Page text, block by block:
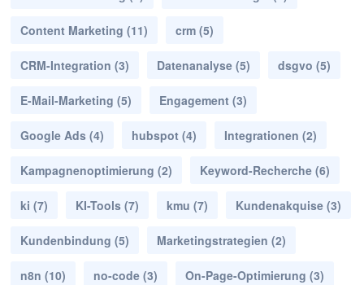
Content Marketing (11) crm (5)
CRM-Integration (3) Datenanalyse (5) dsgvo (5)
E-Mail-Marketing (5) Engagement (3)
Google Ads (4) hubspot (4) Integrationen (2)
Kampagnenoptimierung (2) Keyword-Recherche (6)
ki (7) KI-Tools (7) kmu (7) Kundenakquise (3)
Kundenbindung (5) Marketingstrategien (2)
n8n (10) no-code (3) On-Page-Optimierung (3)